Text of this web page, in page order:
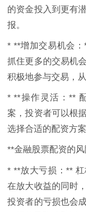
的资金投入到更有
报。
* **增加交易机会
抓住更多的交易机
积极地参与交易，
* **操作灵活：**
案，投资者可以根
选择合适的配资方案
**金融股票配资的
* **放大亏损：** 杠
在放大收益的同时
投资者的亏损也会